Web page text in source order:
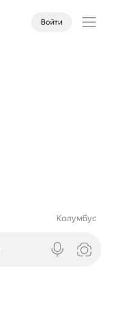
Войти
Колумбус